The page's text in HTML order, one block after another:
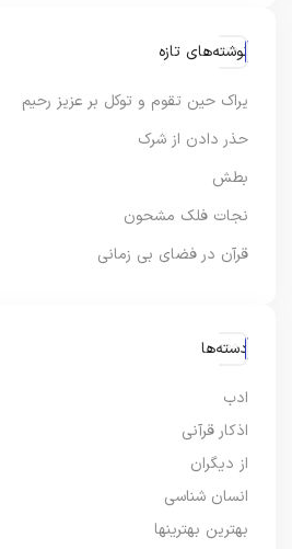
نوشته‌های تازه
یراک حین تقوم و توکل بر عزیز رحیم
حذر دادن از شرک
بطش
نجات فلک مشحون
قرآن در فضای بی زمانی
دسته‌ها
ادب
اذکار قرآنی
از دیگران
انسان شناسی
بهترین بهترینها